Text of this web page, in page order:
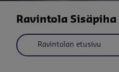
Ravintola Sisäpiha
Ravintolan etusivu